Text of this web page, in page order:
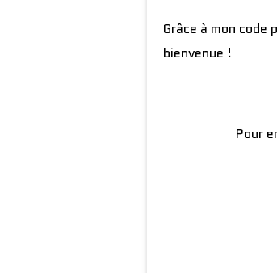
Grâce à mon
bienvenue !
Pour